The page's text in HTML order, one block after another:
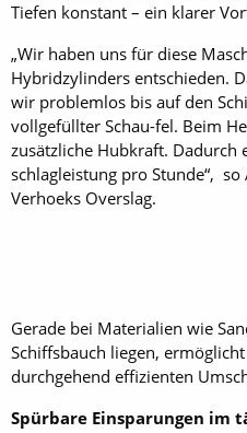
Tiefen konstant – ein klarer
„Wir haben uns für diese
Hybridzylinders entschieden.
wir problemlos bis auf den
vollgefüllter Schau-fel. Beim
zusätzliche Hubkraft. Dadurch
schlagleistung pro Stunde“,
Verhoeks Overslag.
Gerade bei Materialien wie
Schiffsbauch liegen,
durchgehend effizienten
Spürbare Einsparungen im